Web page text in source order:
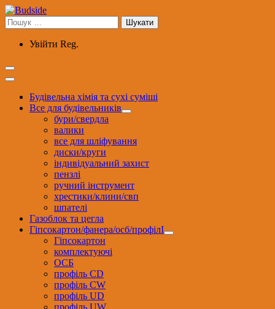
Перейти
до
вмісту
Пошук:
Увійти Reg.
Будівельна хімія та сухі суміші
Все для будівельників
бури/свердла
валики
все для шліфування
диски/круги
індивідуальний захист
пензлі
ручний інструмент
хрестики/клини/свп
шпателі
Газоблок та цегла
Гіпсокартон/фанера/осб/профілІ
Гіпсокартон
комплектуючі
ОСБ
профіль CD
профіль CW
профіль UD
профіль UW